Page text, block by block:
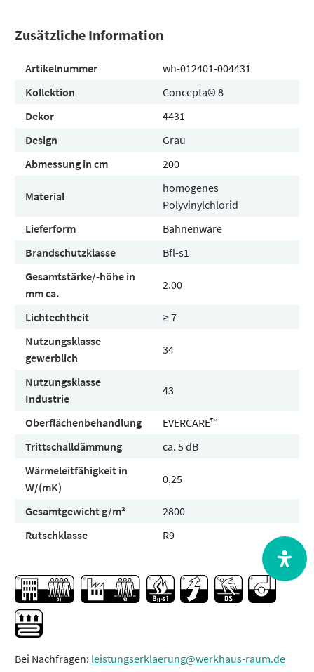
Zusätzliche Information
Artikelnummer
wh-012401-004431
Kollektion
Concepta© 8
Dekor
4431
Design
Grau
Abmessung in cm
200
Material
homogenes
Polyvinylchlorid
Lieferform
Bahnenware
Brandschutzklasse
Bfl-s1
Gesamtstärke/-höhe in
mm ca.
2.00
Lichtechtheit
≥ 7
Nutzungsklasse
gewerblich
34
Nutzungsklasse
Industrie
43
Oberflächenbehandlung
EVERCARE™
Trittschalldämmung
ca. 5 dB
Wärmeleitfähigkeit in
W/(mK)
0,25
Gesamtgewicht g/m²
2800
Rutschklasse
R9
Bei Nachfragen: leistungserklaerung@werkhaus-raum.de